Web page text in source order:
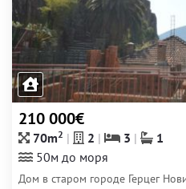
210 000€
70m2 2 3
1
50м до моря
Дом в старом городе Герцег